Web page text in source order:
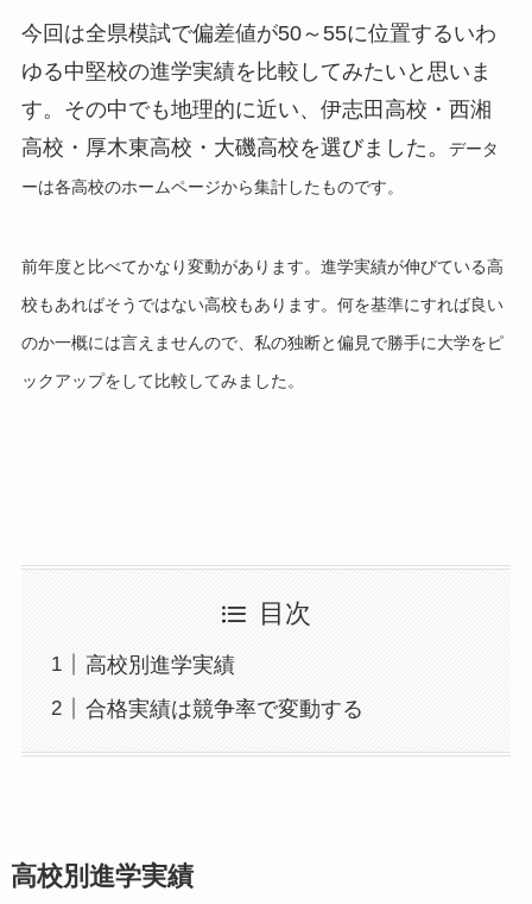
今回は全県模試で偏差値が50～55に位置するいわ
ゆる中堅校の進学実績を比較してみたいと思いま
す。その中でも地理的に近い、伊志田高校・西湘
高校・厚木東高校・大磯高校を選びました。
データ
ーは各高校のホームページから集計したものです。
前年度と比べてかなり変動があります。進学実績が伸びている高
校もあればそうではない高校もあります。何を基準にすれば良い
のか一概には言えませんので、私の独断と偏見で勝手に大学をピ
ックアップをして比較してみました。
目次
高校別進学実績
合格実績は競争率で変動する
高校別進学実績